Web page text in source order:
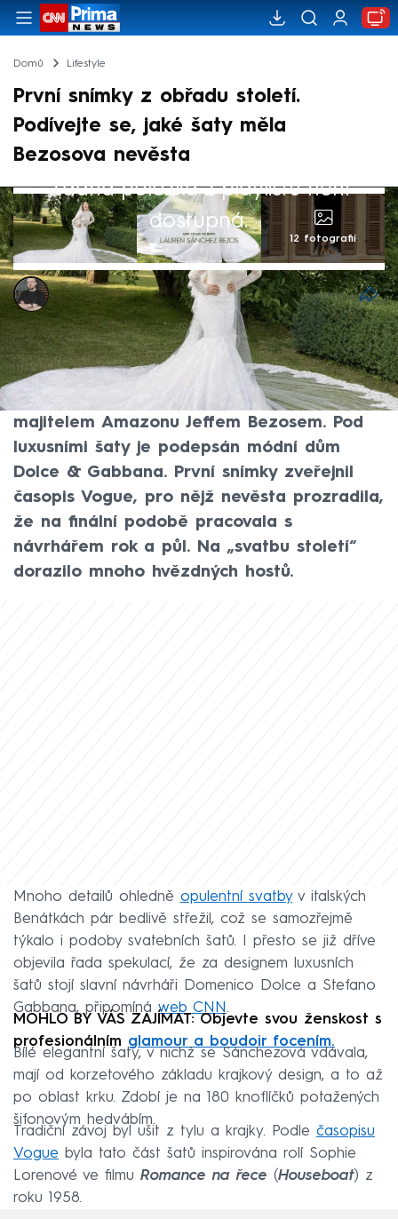
Domů Lifestyle
První snímky z obřadu století.
Podívejte se, jaké šaty měla
Bezosova nevěsta
Žádná položka z playlistu není
dostupná.
12 fotografií
Marek Pausz
28. čvn 2025, 08:55
Po dlouhém čekání byly zveřejněny
fotografie svatebních šatů Lauren
Sánchezové, která si řekla své ano s
majitelem Amazonu Jeffem Bezosem. Pod
luxusními šaty je podepsán módní dům
Dolce & Gabbana. První snímky zveřejnil
časopis Vogue, pro nějž nevěsta prozradila,
že na finální podobě pracovala s
návrhářem rok a půl. Na „svatbu století“
dorazilo mnoho hvězdných hostů.
Mnoho detailů ohledně opulentní svatbyv italských
Benátkách pár bedlivě střežil, což se samozřejmě
týkalo i podoby svatebních šatů. I přesto se již dříve
objevila řada spekulací, že za designem luxusních
šatů stojí slavní návrháři Domenico Dolce a Stefano
Gabbana, připomíná web CNN.
MOHLO BY VÁS ZAJÍMAT: Objevte svou ženskost s
profesionálním glamour a boudoir focením.
Bílé elegantní šaty, v nichž se Sánchezová vdávala,
mají od korzetového základu krajkový design, a to až
po oblast krku. Zdobí je na 180 knoflíčků potažených
šifonovým hedvábím.
Tradiční závoj byl ušit z tylu a krajky. Podle časopisu
Vogue byla tato část šatů inspirována rolí Sophie
Lorenové ve filmu Romance na řece (Houseboat) z
roku 1958.